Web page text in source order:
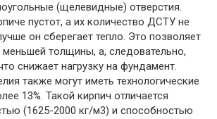
(щелевидные) отверстия.
пустот, а их количество ДСТУ не
он сберегает тепло. Это позволяет
толщины, а, следовательно,
снижает нагрузку на фундамент.
также могут иметь технологические
13%. Такой кирпич отличается
(1625-2000 кг/м3) и способностью